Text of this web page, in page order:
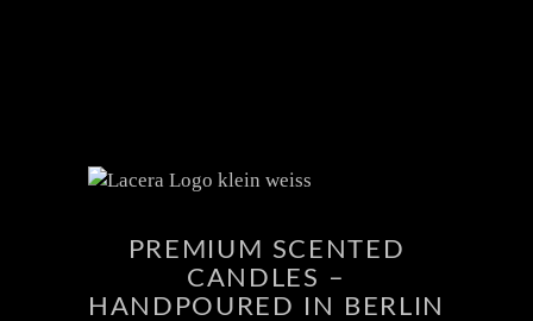
PREMIUM SCENTED
CANDLES –
HANDPOURED IN BERLIN